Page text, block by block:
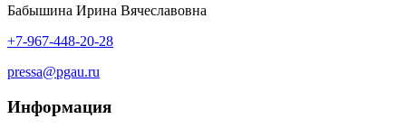
Бабышина Ирина Вячеславовна
+7-967-448-20-28
pressa@pgau.ru
Информация